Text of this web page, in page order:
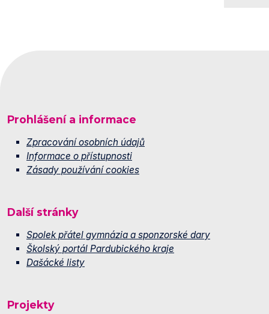
Prohlášení a informace
Zpracování osobních údajů
Informace o přístupnosti
Zásady používání cookies
Další stránky
Spolek přátel gymnázia a sponzorské dary
Školský portál Pardubického kraje
Dašácké listy
Projekty